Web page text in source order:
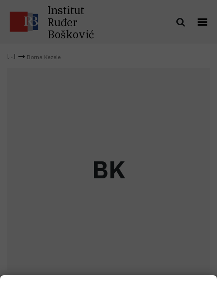
Institut
Ruđer
Bošković
Borna Kezele
BK